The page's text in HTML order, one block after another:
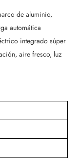
de aluminio,
automática
integrado súper
aire fresco, luz